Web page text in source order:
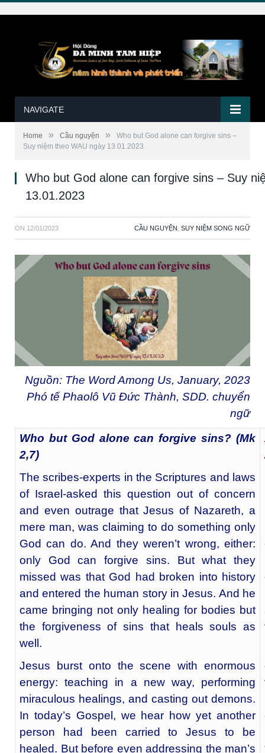
NAVIGATE
Home » Cầu nguyện »
Who but God alone can forgive sins –
Suy niệm theo WAU ngày 13.01.2023
Who but God alone can forgive sins – Suy
13.01.2023
ON 12/01/2023 CẦU NGUYỆN SUY NIỆM SONG NGỮ
Nguồn: The Word Among Us, January, 2023
Phó tế Phaolô Vũ Đức Thành, SDD. chuyển
ngữ
Who but God alone can forgive sins? (Mk
2,7)
The scribes-experts in the Scriptures and laws
of Israel-asked this question out of concern
and even outrage that Jesus of Nazareth, a
mere man, was claiming to do something only
God can do. And they weren’t wrong, either:
only God can forgive sins. But what they
missed was that God had broken into history
and entered the human story in Jesus. And he
came bringing not only healing for bodies but
the forgiveness of sins that heals souls as
well.
Jesus burst onto the scene with enormous
energy: teaching in a new way, performing
miraculous healings, and casting out demons.
In today’s Gospel, we hear how yet another
person had been carried to Jesus to be
healed. But before even addressing the man’s